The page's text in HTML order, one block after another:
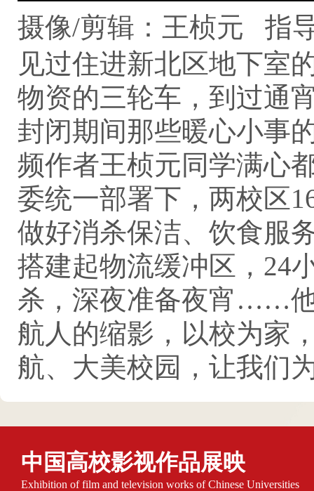
摄像/剪辑：王桢元
指
见过住进新北区地下室
物资的三轮车，到过通
封闭期间那些暖心小事
频作者王桢元同学满心
委统一部署下，两校区
做好消杀保洁、饮食服
搭建起物流缓冲区，24
杀，深夜准备夜宵……
航人的缩影，以校为家
航、大美校园，让我们
中国高校影视作品展映
Exhibition of film and television works of Chinese Universities